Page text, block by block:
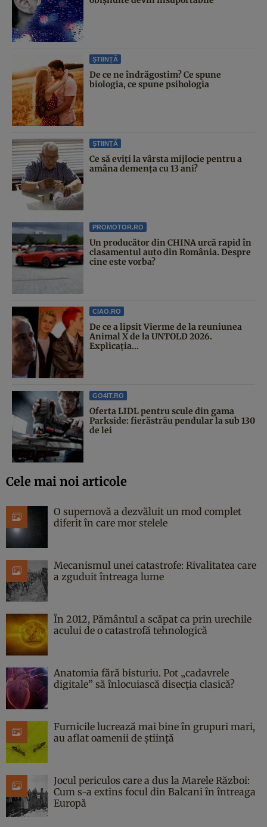
ȘTIINȚĂ
De ce ne îndrăgostim? Ce spune
biologia, ce spune psihologia
ȘTIINȚĂ
Ce să eviți la vârsta mijlocie pentru a
amâna demența cu 13 ani?
PROMOTOR.RO
Un producător din CHINA urcă rapid în
clasamentul auto din România. Despre
cine este vorba?
CIAO.RO
De ce a lipsit Vierme de la reuniunea
Animal X de la UNTOLD 2026.
Explicația...
GO4IT.RO
Oferta LIDL pentru scule din gama
Parkside: fierăstrău pendular la sub 130
de lei
Cele mai noi articole
O supernovă a dezvăluit un mod complet
diferit în care mor stelele
Mecanismul unei catastrofe: Rivalitatea care
a zguduit întreaga lume
În 2012, Pământul a scăpat ca prin urechile
acului de o catastrofă tehnologică
Anatomia fără bisturiu. Pot „cadavrele
digitale” să înlocuiască disecția clasică?
Furnicile lucrează mai bine în grupuri mari,
au aflat oamenii de știință
Jocul periculos care a dus la Marele Război:
Cum s-a extins focul din Balcani în întreaga
Europă